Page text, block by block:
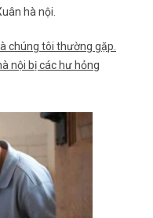
hà nội.
chúng tôi thường gặp.
nội bị các hư hỏng